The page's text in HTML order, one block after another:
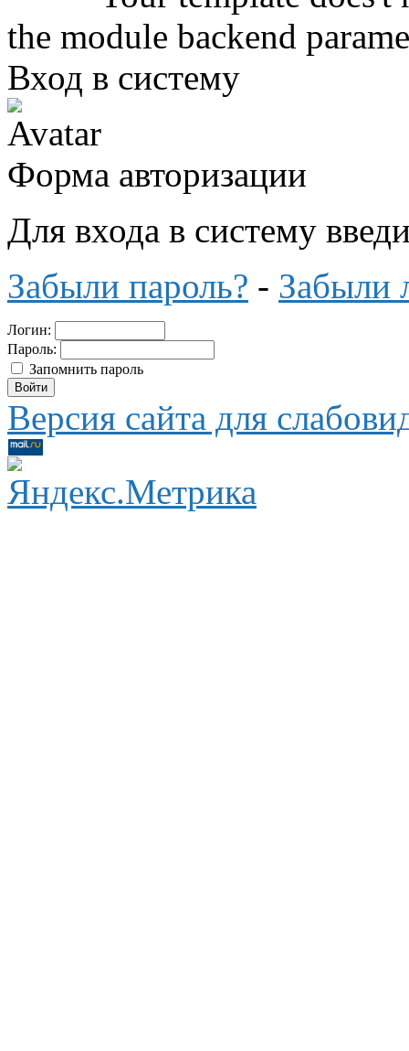
the module backend
Вход в систему
Форма авторизации
Для входа в систему
Забыли пароль? - Забыли
Логин:
Пароль:
Запомнить пароль
Версия сайта для